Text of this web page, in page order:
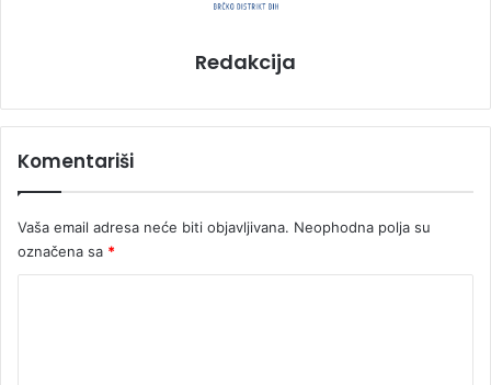
Redakcija
Komentariši
Vaša email adresa neće biti objavljivana. Neophodna polja su
označena sa *